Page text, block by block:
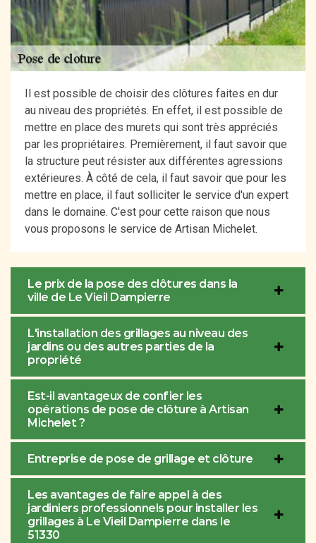
Il est possible de choisir des clôtures faites en dur
au niveau des propriétés. En effet, il est possible de
mettre en place des murets qui sont très appréciés
par les propriétaires. Premièrement, il faut savoir que
la structure peut résister aux différentes agressions
extérieures. À côté de cela, il faut savoir que pour les
mettre en place, il faut solliciter le service d'un expert
dans le domaine. C'est pour cette raison que nous
vous proposons le service de Artisan Michelet.
Le prix de la pose des clôtures dans la
ville de Le Vieil Dampierre
L'installation des grillages au niveau des
jardins ou des autres parties de la
propriété
Est-il avantageux de confier les
opérations de pose de clôture à Artisan
Michelet ?
Entreprise de pose de grillage et clôture
Les avantages de faire appel à des
jardiniers professionnels pour installer les
grillages à Le Vieil Dampierre dans le
51330